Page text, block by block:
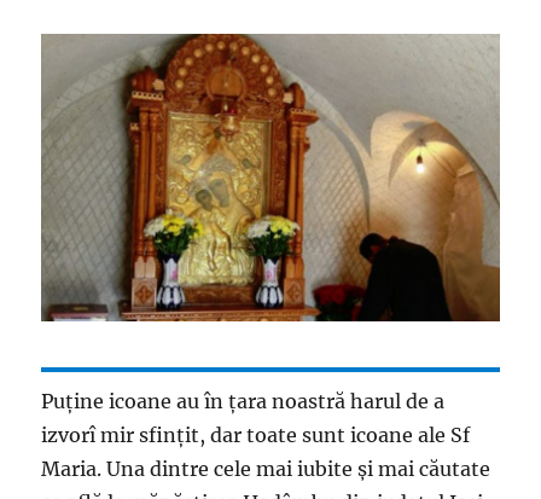
Puține icoane au în țara noastră harul de a
izvorî mir sfințit, dar toate sunt icoane ale Sf
Maria. Una dintre cele mai iubite și mai căutate